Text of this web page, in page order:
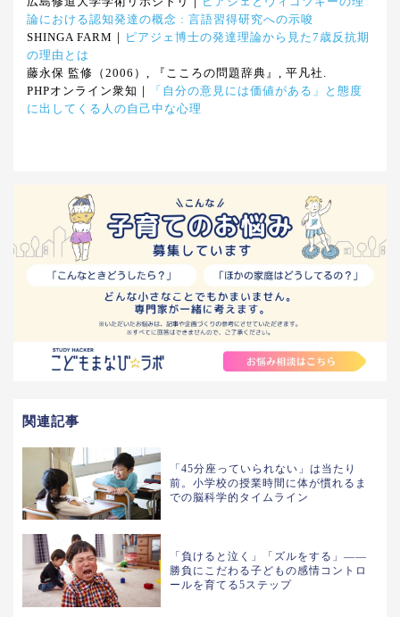
論における認知発達の概念 : 言語習得研究への示唆
SHINGA FARM｜
ピアジェ博士の発達理論から見た7歳反抗期
の理由とは
藤永保 監修（2006）, 『こころの問題辞典』, 平凡社.
PHPオンライン衆知｜
「自分の意見には価値がある」と態度
に出してくる人の自己中な心理
関連記事
「45分座っていられない」は当たり
前。小学校の授業時間に体が慣れるま
での脳科学的タイムライン
「負けると泣く」「ズルをする」——
勝負にこだわる子どもの感情コントロ
ールを育てる5ステップ